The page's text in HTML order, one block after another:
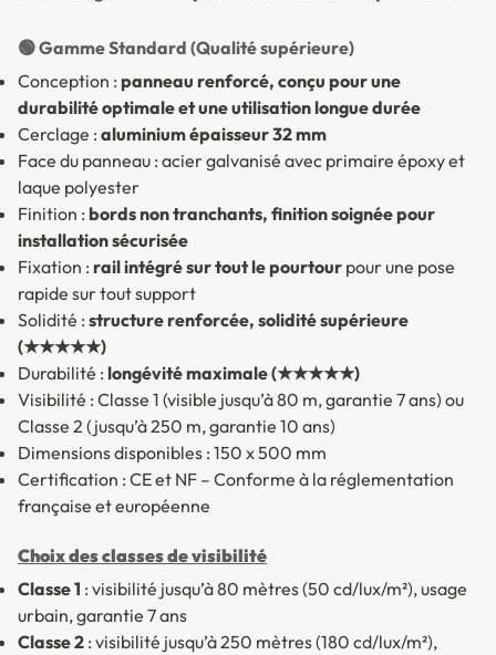
🟢 Gamme Standard (Qualité supérieure)
Conception : panneau renforcé, conçu pour une
durabilité optimale et une utilisation longue durée
Cerclage : aluminium épaisseur 32 mm
Face du panneau : acier galvanisé avec primaire époxy et
laque polyester
Finition : bords non tranchants, finition soignée pour
installation sécurisée
Fixation : rail intégré sur tout le pourtour pour une pose
rapide sur tout support
Solidité : structure renforcée, solidité supérieure
(★★★★★)
Durabilité : longévité maximale (★★★★★)
Visibilité : Classe 1 (visible jusqu’à 80 m, garantie 7 ans) ou
Classe 2 (jusqu’à 250 m, garantie 10 ans)
Dimensions disponibles : 150 x 500 mm
Certification : CE et NF – Conforme à la réglementation
française et européenne
Choix des classes de visibilité
Classe 1 : visibilité jusqu’à 80 mètres (50 cd/lux/m²), usage
urbain, garantie 7 ans
Classe 2 : visibilité jusqu’à 250 mètres (180 cd/lux/m²),